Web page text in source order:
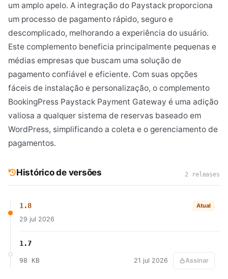
um amplo apelo. A integração do Paystack proporciona
um processo de pagamento rápido, seguro e
descomplicado, melhorando a experiência do usuário.
Este complemento beneficia principalmente pequenas e
médias empresas que buscam uma solução de
pagamento confiável e eficiente. Com suas opções
fáceis de instalação e personalização, o complemento
BookingPress Paystack Payment Gateway é uma adição
valiosa a qualquer sistema de reservas baseado em
WordPress, simplificando a coleta e o gerenciamento de
pagamentos.
Histórico de versões 2 releases
1.8 Atual
29 jul 2026
1.7
98 KB 21 jul 2026 Assinar